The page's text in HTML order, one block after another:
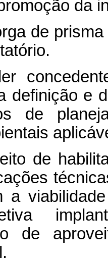
da
de
definição e
de
de
a
de